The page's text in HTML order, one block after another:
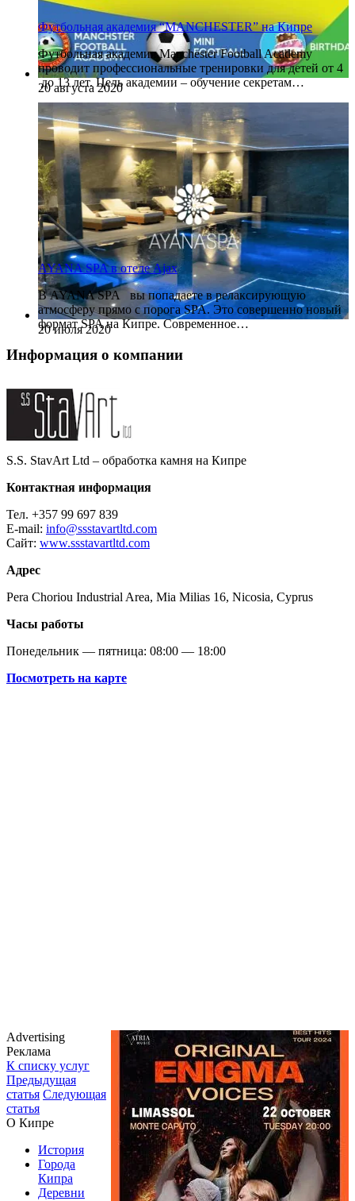
20 августа 2020
Футбольная академия “MANCHESTER” на Кипре
Футбольная академия Manchester Football Academy
проводит профессиональные тренировки для детей от 4
до 13 лет. Цель академии – обучение секретам…
20 июля 2020
AYANA SPA в отеле Ajax
В AYANA SPA вы попадаете в релаксирующую
атмосферу прямо с порога SPA. Это совершенно новый
формат SPA на Кипре. Современное…
Информация о компании
S.S. StavArt Ltd – обработка камня на Кипре
Контактная информация
Тел. +357 99 697 839
E-mail: info@ssstavartltd.com
Сайт: www.ssstavartltd.com
Адрес
Pera Choriou Industrial Area, Mia Milias 16, Nicosia, Cyprus
Часы работы
Понедельник — пятница: 08:00 — 18:00
Посмотреть на карте
Advertising
Реклама
К списку услуг
Предыдущая
статья Следующая
статья
О Кипре
История
Города
Кипра
Деревни